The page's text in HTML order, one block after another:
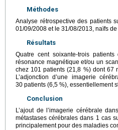
Méthodes
Analyse rétrospective des patients
01/09/2008 et le 31/08/2013, naïfs
Résultats
Quatre cent soixante-trois
résonance magnétique et/ou un
chez 101 patients (21,8 %) dont 67
L’adjonction d’une imagerie
30 patients (6,5 %), essentiellement
Conclusion
L’ajout de l’imagerie cérébrale
métastases cérébrales dans 1 cas
principalement pour des maladies